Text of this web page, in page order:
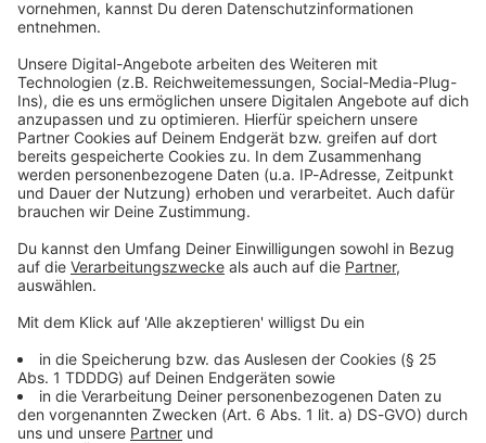
Kontaktformular
Sprachnachricht
© dpa-infocom, dpa:260130-930-618931/1
DAS KÖNNTE DICH AUCH INTERESSIEREN
Welt